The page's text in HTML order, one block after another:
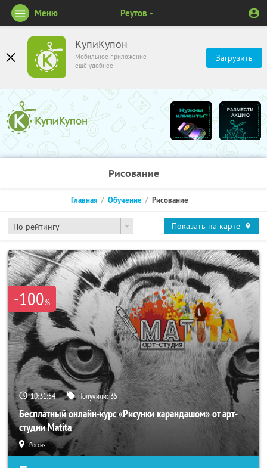
КупиКупон
Мобильное приложение
ещё удобнее
Загрузить
Меню Реутов
Рисование
По рейтингу
Главная Обучение Рисование
Показать на карте
-100%
10:31:54 Получили:35
Бесплатный онлайн-курс «Рисунки карандашом» от арт-
студии Matita
Россия